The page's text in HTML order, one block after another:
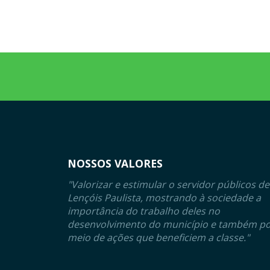
NOSSOS VALORES
"Valorizar e estimular o servidor públicos de
Lençóis Paulista, mostrando à sociedade a
importância do trabalho deles no
desenvolvimento do município e também
meio de ações que beneficiem a classe."